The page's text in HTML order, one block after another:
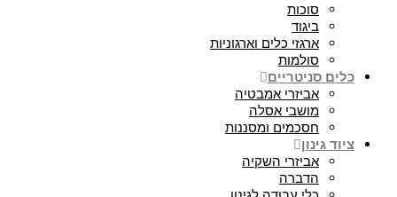
סוכות
ביגוד
ארגזי כלים וארגוניות
סולמות
כלים סניטריים
אביזרי אמבטיה
מושבי אסלה
חסכמים ומסננות
ציוד גינון
אביזרי השקיה
הדברה